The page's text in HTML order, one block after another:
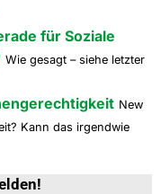
für Soziale
Wie gesagt – siehe letzter
New
Kann das irgendwie